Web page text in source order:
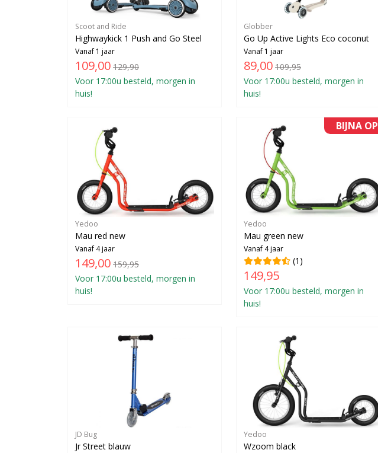
Scoot and Ride
Highwaykick 1 Push and Go Steel
Vanaf 1 jaar
109,00 129,90
Voor 17:00u besteld, morgen in
huis!
Globber
Go Up Active Lights Eco coconut
Vanaf 1 jaar
89,00 109,95
Voor 17:00u besteld, morgen in
huis!
Yedoo
Mau red new
Vanaf 4 jaar
149,00 159,95
Voor 17:00u besteld, morgen in
huis!
BIJNA OP
Yedoo
Mau green new
Vanaf 4 jaar
(1)
149,95
Voor 17:00u besteld, morgen in
huis!
JD Bug
Jr Street blauw
Yedoo
Wzoom black